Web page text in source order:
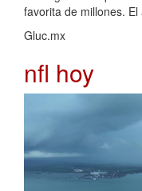
favorita de millones.
Gluc.mx
nfl hoy